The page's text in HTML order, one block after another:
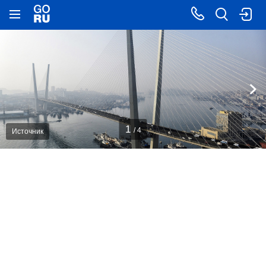
1 / 4
Источник